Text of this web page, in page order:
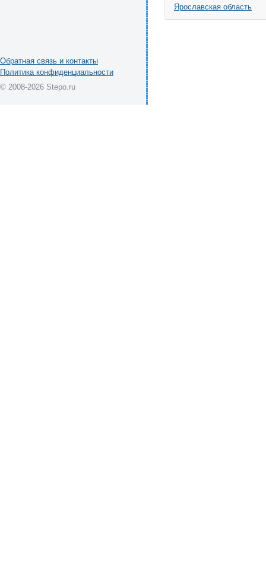
Ярославская область
Обратная связь и контакты
Политика конфиденциальности
© 2008-2026 Stepo.ru